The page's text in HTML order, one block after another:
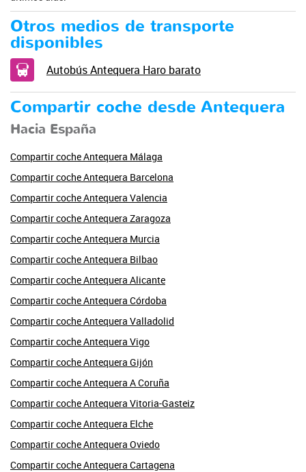
Otros medios de transporte
disponibles
Autobús Antequera Haro barato
Compartir coche desde Antequera
Hacia España
Compartir coche Antequera Málaga
Compartir coche Antequera Barcelona
Compartir coche Antequera Valencia
Compartir coche Antequera Zaragoza
Compartir coche Antequera Murcia
Compartir coche Antequera Bilbao
Compartir coche Antequera Alicante
Compartir coche Antequera Córdoba
Compartir coche Antequera Valladolid
Compartir coche Antequera Vigo
Compartir coche Antequera Gijón
Compartir coche Antequera A Coruña
Compartir coche Antequera Vitoria-Gasteiz
Compartir coche Antequera Elche
Compartir coche Antequera Oviedo
Compartir coche Antequera Cartagena